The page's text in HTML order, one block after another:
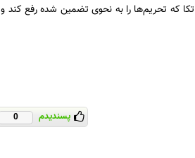
که تحریم‌ها را به نحوی تضمین شده رفع کند و
پسندیدم 0